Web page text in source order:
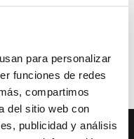
para personalizar
funciones de redes
compartimos
del sitio web con
publicidad y análisis
electrónico con historias
oraciones.
a nosotros!